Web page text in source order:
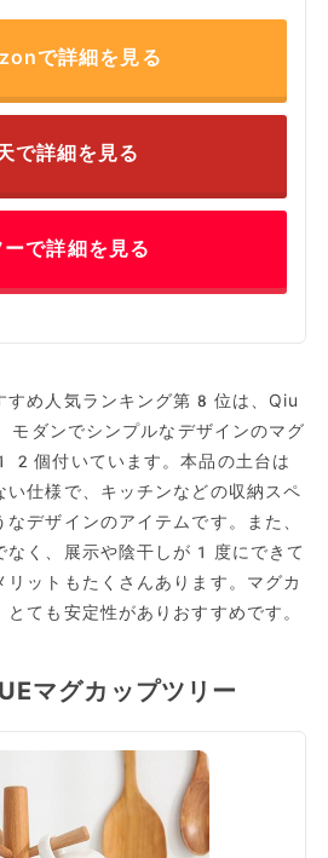
で詳細を見る
で詳細を見る
ーで詳細を見る
すめ人気ランキング第8位は、Qiu
モダンでシンプルなデザインのマグ
個付いています。本品の土台は
い仕様で、キッチンなどの収納スペ
デザインのアイテムです。また、
なく、展示や陰干しが1度にできて
リットもたくさんあります。マグカ
ても安定性がありおすすめです。
マグカップツリー